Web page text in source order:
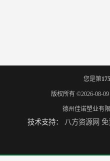
您是第
版权所有 ©2026-08-09
德州佳诺塑业有
技术支持： 八方资源网